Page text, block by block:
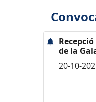
de la
20-10-